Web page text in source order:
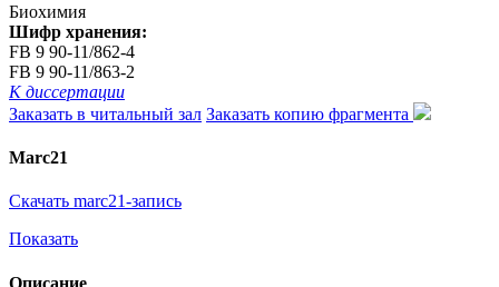
Биохимия
Шифр хранения:
FB 9 90-11/862-4
FB 9 90-11/863-2
К диссертации
Заказать в читальный зал Заказать копию фрагмента
Marc21
Скачать marc21-запись
Показать
Описание